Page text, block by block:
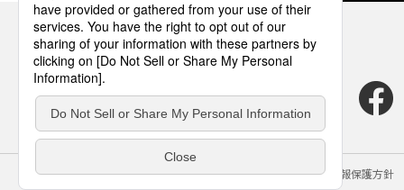
サイトのご利用にあたって クッキーポリシー 個人情報保護方針